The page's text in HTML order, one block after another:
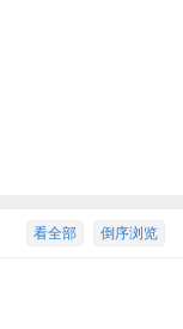
倒序浏览
看全部